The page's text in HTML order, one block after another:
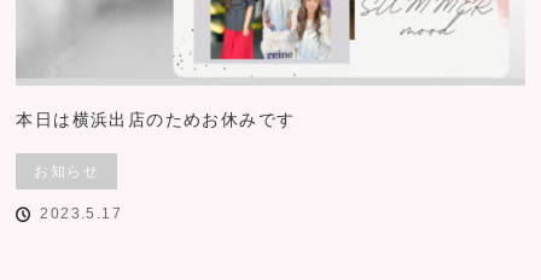
本日は横浜出店のためお休みです
お知らせ
2023.5.17